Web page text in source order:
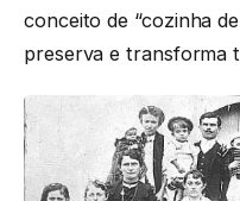
conceito de “cozinha
preserva e transforma